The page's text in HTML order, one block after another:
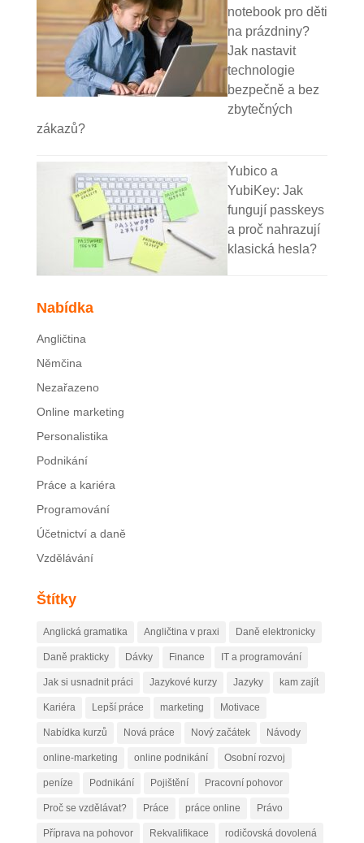
notebook pro děti
na prázdniny?
Jak nastavit
technologie
bezpečně a bez
zbytečných
zákazů?
Yubico a
YubiKey: Jak
fungují passkeys
a proč nahrazují
klasická hesla?
Nabídka
Angličtina
Němčina
Nezařazeno
Online marketing
Personalistika
Podnikání
Práce a kariéra
Programování
Účetnictví a daně
Vzdělávání
Štítky
Anglická gramatika Angličtina v praxi Daně elektronicky
Daně prakticky Dávky Finance IT a programování
Jak si usnadnit práci Jazykové kurzy Jazyky kam zajít
Kariéra Lepší práce marketing Motivace
Nabídka kurzů Nová práce Nový začátek Návody
online-marketing online podnikání Osobní rozvoj
peníze Podnikání Pojištění Pracovní pohovor
Proč se vzdělávat? Práce práce online Právo
Příprava na pohovor Rekvalifikace rodičovská dovolená